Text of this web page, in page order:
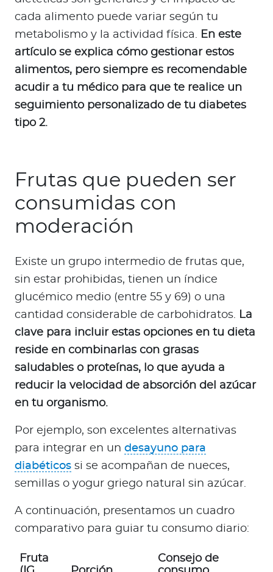
cada alimento puede variar según tu
metabolismo y la actividad física. En este
artículo se explica cómo gestionar estos
alimentos, pero siempre es recomendable
acudir a tu médico para que te realice un
seguimiento personalizado de tu diabetes
tipo 2.
Frutas que pueden ser
consumidas con
moderación
Existe un grupo intermedio de frutas que,
sin estar prohibidas, tienen un índice
glucémico medio (entre 55 y 69) o una
cantidad considerable de carbohidratos. La
clave para incluir estas opciones en tu dieta
reside en combinarlas con grasas
saludables o proteínas, lo que ayuda a
reducir la velocidad de absorción del azúcar
en tu organismo.
Por ejemplo, son excelentes alternativas
para integrar en un desayuno para
diabéticos si se acompañan de nueces,
semillas o yogur griego natural sin azúcar.
A continuación, presentamos un cuadro
comparativo para guiar tu consumo diario:
Fruta
Consejo de